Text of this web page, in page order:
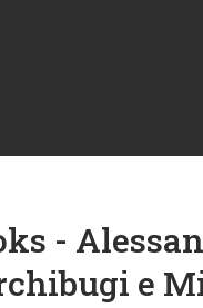
-
e